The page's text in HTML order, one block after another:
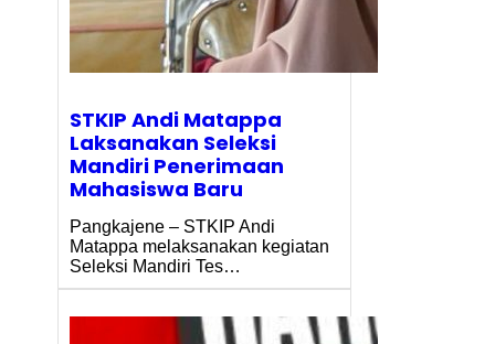
STKIP Andi Matappa
Laksanakan Seleksi
Mandiri Penerimaan
Mahasiswa Baru
Pangkajene – STKIP Andi
Matappa melaksanakan kegiatan
Seleksi Mandiri Tes…